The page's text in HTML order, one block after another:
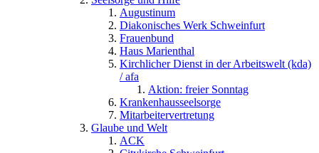
Augustinum
Diakonisches Werk Schweinfurt
Frauenbund
Haus Marienthal
Kirchlicher Dienst in der Arbeitswelt (kda)
/ afa
Aktion: freier Sonntag
Krankenhausseelsorge
Mitarbeitervertretung
Glaube und Welt
ACK